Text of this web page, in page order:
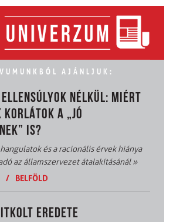
AJÁNLJUK:
NÉLKÜL: MIÉRT
KORLÁTOK A „JÓ
IS?
és a racionális érvek hiánya
az államszervezet átalakításánál»
/ BELFÖLD
EREDETE